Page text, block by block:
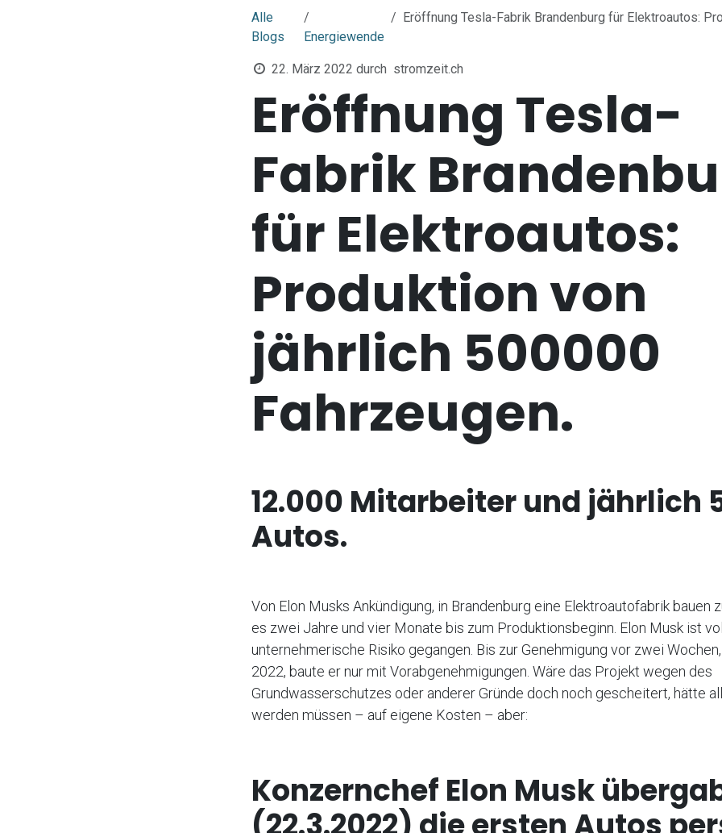
Alle
Blogs
Energiewende
Eröffnung Tesla-Fabrik Brandenburg für Elektroautos: Produktion von
22. März 2022 durch stromzeit.ch
Eröffnung Tesla-
Fabrik
für Elektroautos:
Produktion von
jährlich 500000
Fahrzeugen.
12.000 Mitarbeiter und jährlich
Autos.
Von Elon Musks Ankündigung, in Brandenburg eine Elektroautofabrik bauen
es zwei Jahre und vier Monate bis zum Produktionsbeginn. Elon Musk ist
unternehmerische Risiko gegangen. Bis zur Genehmigung vor zwei
2022, baute er nur mit Vorabgenehmigungen. Wäre das Projekt wegen des
Grundwasserschutzes oder anderer Gründe doch noch gescheitert, hätte
werden müssen – auf eigene Kosten – aber:
Konzernchef Elon Musk